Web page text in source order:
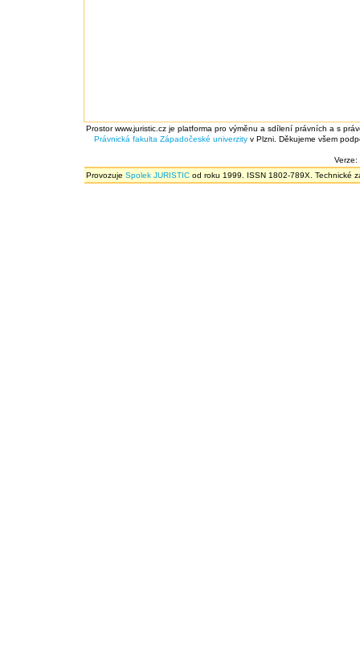
Prostor www.juristic.cz je platforma pro výměnu a sdílení právních a s
Právnická fakulta Západočeské univerzity v Plzni. Děkujeme všem
Verze:
Provozuje Spolek JURISTIC od roku 1999. ISSN 1802-789X. Technické